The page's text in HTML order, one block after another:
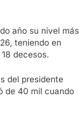
año su nivel más
teniendo en
decesos.
del presidente
de 40 mil cuando